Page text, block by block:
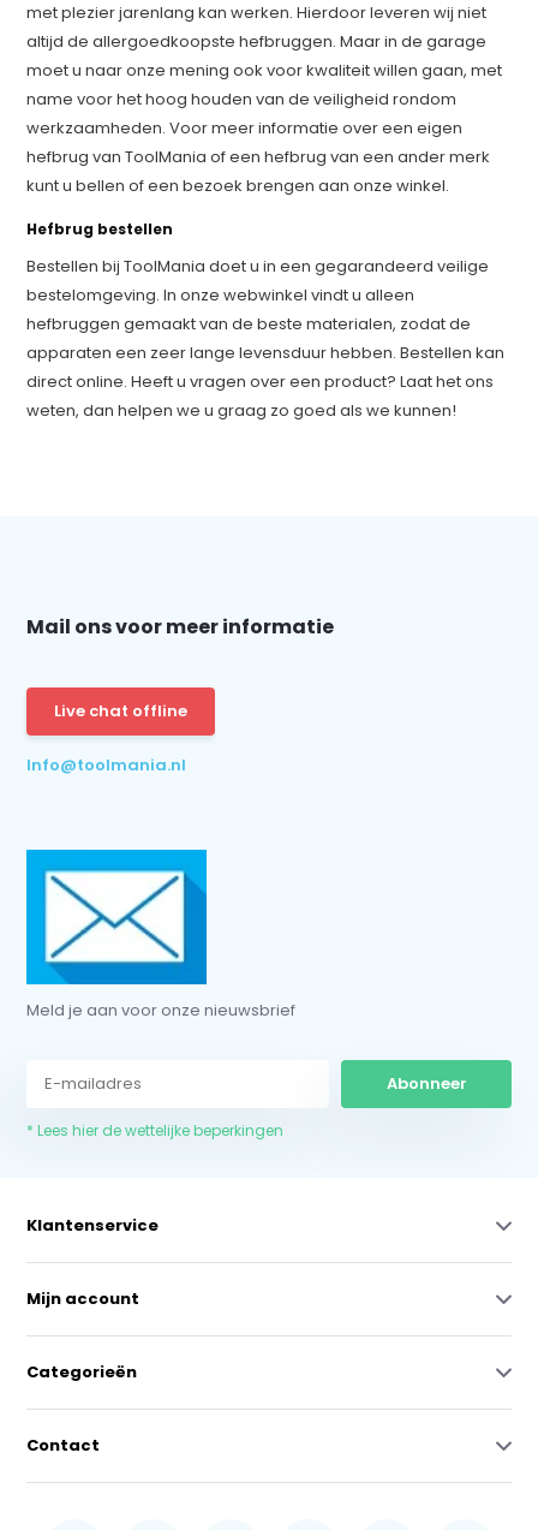
met plezier jarenlang kan werken. Hierdoor leveren wij niet
altijd de allergoedkoopste hefbruggen. Maar in de garage
moet u naar onze mening ook voor kwaliteit willen gaan, met
name voor het hoog houden van de veiligheid rondom
werkzaamheden. Voor meer informatie over een eigen
hefbrug van ToolMania of een hefbrug van een ander merk
kunt u bellen of een bezoek brengen aan onze winkel.
Hefbrug bestellen
Bestellen bij ToolMania doet u in een gegarandeerd veilige
bestelomgeving. In onze webwinkel vindt u alleen
hefbruggen gemaakt van de beste materialen, zodat de
apparaten een zeer lange levensduur hebben. Bestellen kan
direct online. Heeft u vragen over een product? Laat het ons
weten, dan helpen we u graag zo goed als we kunnen!
Mail ons voor meer informatie
Live chat offline
Info@toolmania.nl
Meld je aan voor onze nieuwsbrief
Abonneer
* Lees hier de wettelijke beperkingen
Klantenservice
Mijn account
Categorieën
Contact